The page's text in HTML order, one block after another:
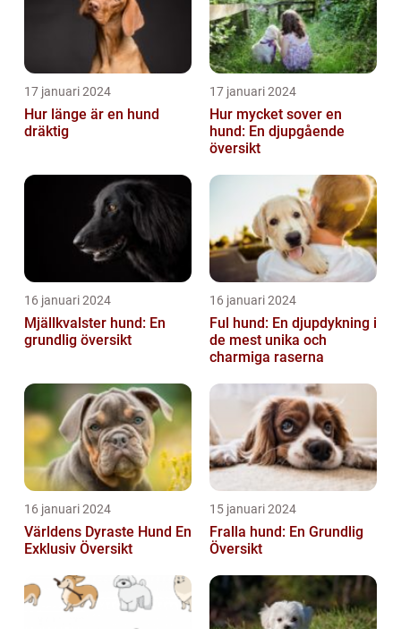
17 januari 2024
Hur länge är en hund
dräktig
17 januari 2024
Hur mycket sover en
hund: En djupgående
översikt
16 januari 2024
Mjällkvalster hund: En
grundlig översikt
16 januari 2024
Ful hund: En djupdykning i
de mest unika och
charmiga raserna
16 januari 2024
Världens Dyraste Hund En
Exklusiv Översikt
15 januari 2024
Fralla hund: En Grundlig
Översikt